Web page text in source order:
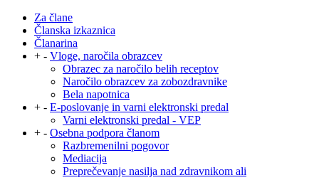
Za člane
Članska izkaznica
Članarina
+ - Vloge, naročila obrazcev
Obrazec za naročilo belih receptov
Naročilo obrazcev za zobozdravnike
Bela napotnica
+ - E-poslovanje in varni elektronski predal
Varni elektronski predal - VEP
+ - Osebna podpora članom
Razbremenilni pogovor
Mediacija
Preprečevanje nasilja nad zdravnikom ali